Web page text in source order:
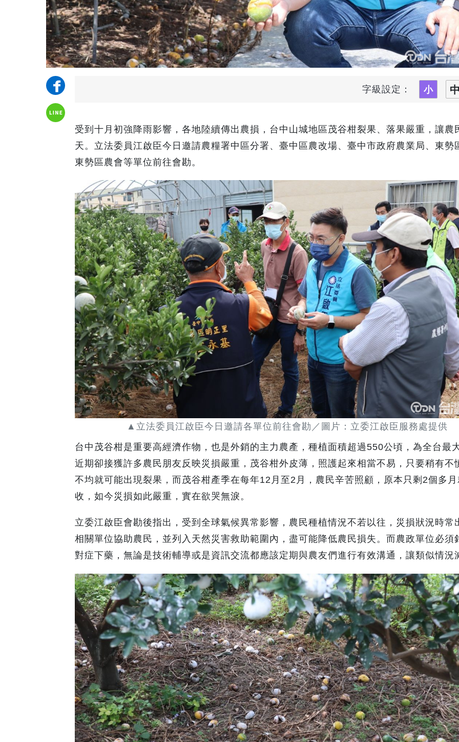
字級設定：
受到十月初強降雨影響，各地陸續傳出農損，台中山城地區茂谷柑裂果、落果嚴重，讓農
天。立法委員江啟臣今日邀請農糧署中區分署、臺中區農改場、臺中市政府農業局、東勢
東勢區農會等單位前往會勘。
▲立法委員江啟臣今日邀請各單位前往會勘／圖片：立委江啟臣服務處提供
台中茂谷柑是重要高經濟作物，也是外銷的主力農產，種植面積超過550公頃，為全台最
近期卻接獲許多農民朋友反映災損嚴重，茂谷柑外皮薄，照護起來相當不易，只要稍有不
不均就可能出現裂果，而茂谷柑產季在每年12月至2月，農民辛苦照顧，原本只剩2個多
收，如今災損如此嚴重，實在欲哭無淚。
立委江啟臣會勘後指出，受到全球氣候異常影響，農民種植情況不若以往，災損狀況時常
相關單位協助農民，並列入天然災害救助範圍內，盡可能降低農民損失。而農政單位必須
對症下藥，無論是技術輔導或是資訊交流都應該定期與農友們進行有效溝通，讓類似情況